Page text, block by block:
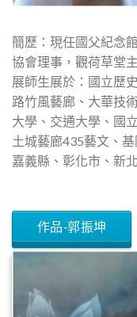
簡歷：現任國父紀念
協會理事，觀荷草堂
展師生展於：國立歷
路竹風藝廊、大華技
大學、交通大學、國
土城藝廊435藝文、
嘉義縣、彰化市、新
作品-郭振坤